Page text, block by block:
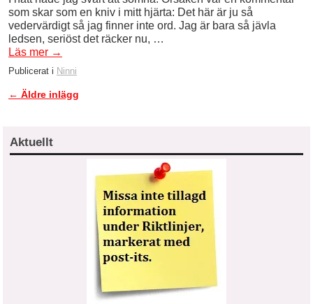
som skar som en kniv i mitt hjärta: Det här är ju så
vedervärdigt så jag finner inte ord. Jag är bara så jävla
ledsen, seriöst det räcker nu, …
Läs mer →
Publicerat i Ninni
Inläggsnavigering
← Äldre inlägg
Aktuellt